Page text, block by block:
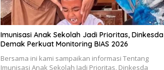
Imunisasi Anak Sekolah Jadi Prioritas, Dinkesda
Demak Perkuat Monitoring BIAS 2026
Bersama ini kami sampaikan informasi Tentang
Imunisasi Anak Sekolah Jadi Prioritas, Dinkesda